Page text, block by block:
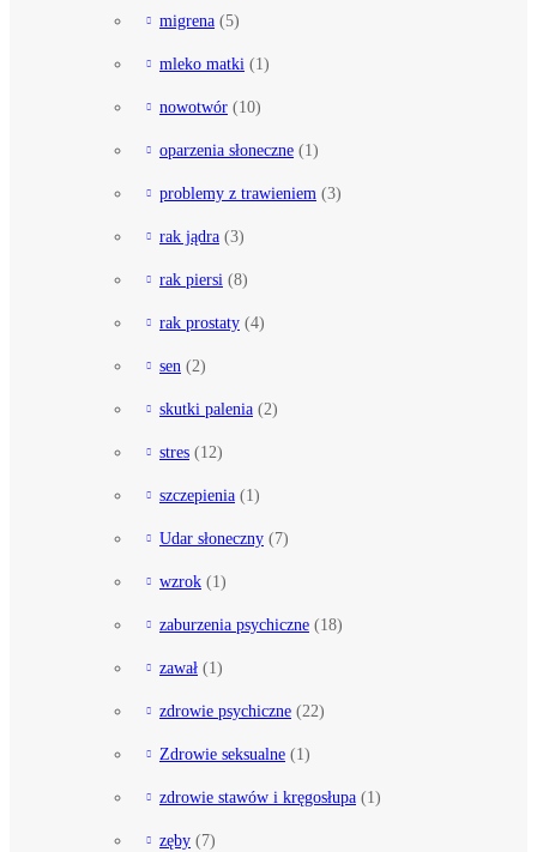
migrena (5)
mleko matki (1)
nowotwór (10)
oparzenia słoneczne (1)
problemy z trawieniem (3)
rak jądra (3)
rak piersi (8)
rak prostaty (4)
sen (2)
skutki palenia (2)
stres (12)
szczepienia (1)
Udar słoneczny (7)
wzrok (1)
zaburzenia psychiczne (18)
zawał (1)
zdrowie psychiczne (22)
Zdrowie seksualne (1)
zdrowie stawów i kręgosłupa (1)
zęby (7)